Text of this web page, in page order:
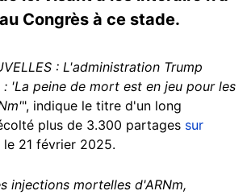
Congrès à ce stade.
: L'administration Trump
'La peine de mort est en jeu pour les
", indique le titre d'un long
plus de 3.300 partages sur
le 21 février 2025.
injections mortelles d'ARNm,